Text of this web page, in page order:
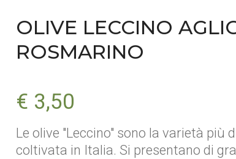
OLIVE LECCINO
ROSMARINO
€ 3,50
Le olive "Leccino" sono la varietà più
coltivata in Italia. Si presentano di